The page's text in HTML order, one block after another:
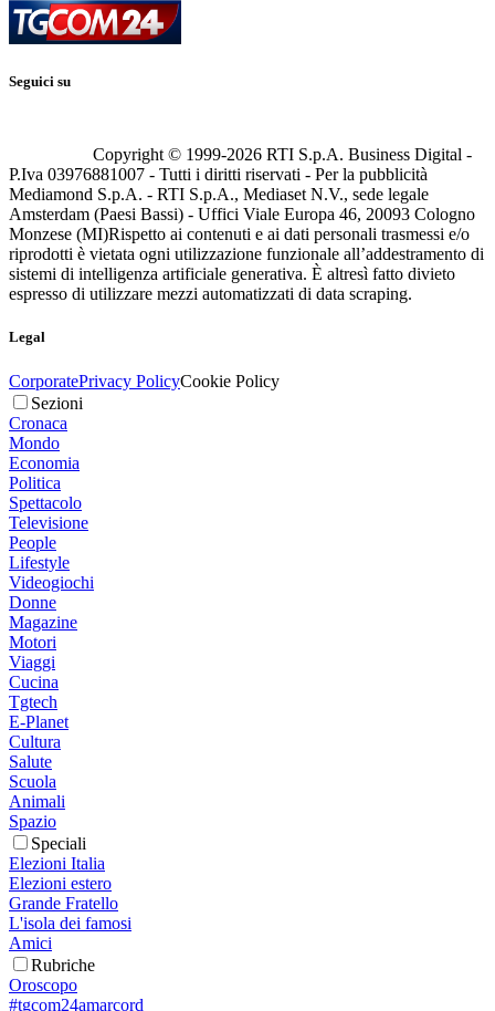
Seguici su
Copyright © 1999-2026 RTI S.p.A. Business Digital -
P.Iva 03976881007 - Tutti i diritti riservati - Per la pubblicità
Mediamond S.p.A. - RTI S.p.A., Mediaset N.V., sede legale
Amsterdam (Paesi Bassi) - Uffici Viale Europa 46, 20093 Cologno
Monzese (MI)Rispetto ai contenuti e ai dati personali trasmessi e/o
riprodotti è vietata ogni utilizzazione funzionale all’addestramento di
sistemi di intelligenza artificiale generativa. È altresì fatto divieto
espresso di utilizzare mezzi automatizzati di data scraping.
Legal
CorporatePrivacy PolicyCookie Policy
Sezioni
Cronaca
Mondo
Economia
Politica
Spettacolo
Televisione
People
Lifestyle
Videogiochi
Donne
Magazine
Motori
Viaggi
Cucina
Tgtech
E-Planet
Cultura
Salute
Scuola
Animali
Spazio
Speciali
Elezioni Italia
Elezioni estero
Grande Fratello
L'isola dei famosi
Amici
Rubriche
Oroscopo
#tgcom24amarcord